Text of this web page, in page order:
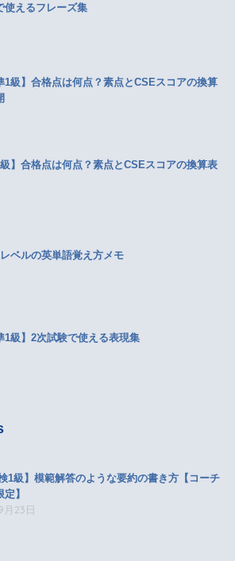
使えるフレーズ集
1級】合格点は何点？素点とCSEスコアの換算
級】合格点は何点？素点とCSEスコアの換算表
ベルの英単語覚え方メモ
1級】2次試験で使える表現集
1級】模範解答のような要約の書き方【コーチ
】
月23日